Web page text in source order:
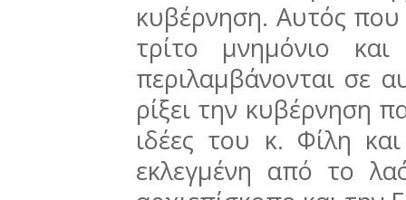
κυβέρνηση. Αυτός που
τρίτο μνημόνιο
περιλαμβάνονται σε
ρίξει την κυβέρνηση
ιδέες του κ. Φίλη
εκλεγμένη από το